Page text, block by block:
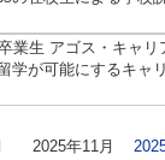
業生 アゴス・キャ
学が可能にするキャ
2025年11月